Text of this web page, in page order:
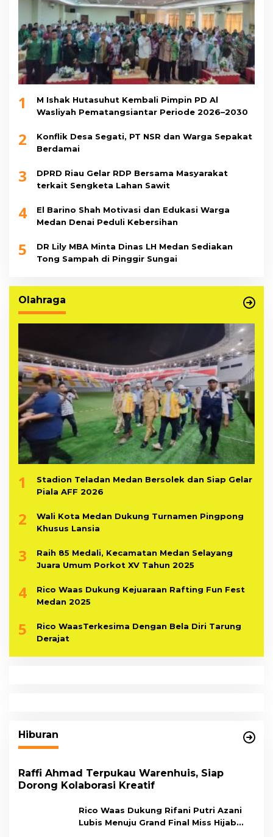
1
M Ishak Hutasuhut Kembali Pimpin PD Al
Wasliyah Pematangsiantar Periode 2026–2030
2
Konflik Desa Segati, PT NSR dan Warga Sepakat
Berdamai
3
DPRD Riau Gelar RDP Bersama Masyarakat
terkait Sengketa Lahan Sawit
4
El Barino Shah Motivasi dan Edukasi Warga
Medan Denai Peduli Kebersihan
5
DR Lily MBA Minta Dinas LH Medan Sediakan
Tong Sampah di Pinggir Sungai
Olahraga
1
Stadion Teladan Medan Bersolek dan Siap Gelar
Piala AFF 2026
2
Wali Kota Medan Dukung Turnamen Pingpong
Khusus Lansia
3
Raih 85 Medali, Kecamatan Medan Selayang
Juara Umum Porkot XV Tahun 2025
4
Rico Waas Dukung Kejuaraan Rafting Fun Fest
Medan 2025
5
Rico WaasTerkesima Dengan Bela Diri Tarung
Derajat
Hiburan
Raffi Ahmad Terpukau Warenhuis, Siap
Dorong Kolaborasi Kreatif
Rico Waas Dukung Rifani Putri Azani
Lubis Menuju Grand Final Miss Hijab